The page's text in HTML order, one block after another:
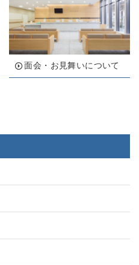
面会・お見舞いについて